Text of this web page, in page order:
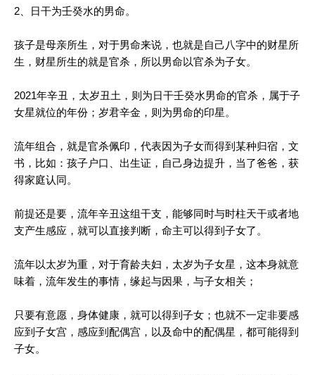
2、日干为壬癸水的男命。
孩子是母亲所生，对于男命来说，也就是自己八字中的财星所
生，财星所生的就是官杀，所以男命以官杀为子女。
2021年辛丑，太岁丑土，则为日干壬癸水男命的官杀，属于子
女星就位的年份；岁君辛金，则为男命的印星。
流年组合，就是官杀佩印，代表因为子女而得到某种归宿，文
书，比如：孩子户口、出生证，自己身边提升，当了爸爸，获
得家庭认同。
前提还是要，流年辛丑这组干支，能够同时与时柱天干或者地
支产生感应，就可以直接判断，命主可以得到子女了。
流年以太岁为重，对于育龄夫妇，太岁为子女星，这本身就意
味着，流年发生的事情，缘起与因果，与子女相关；
只要有意愿，身体健康，就可以得到子女；也就不一定非要感
应到子女宫，感应到配偶宫，以及命中的配偶星，都可能得到
子女。